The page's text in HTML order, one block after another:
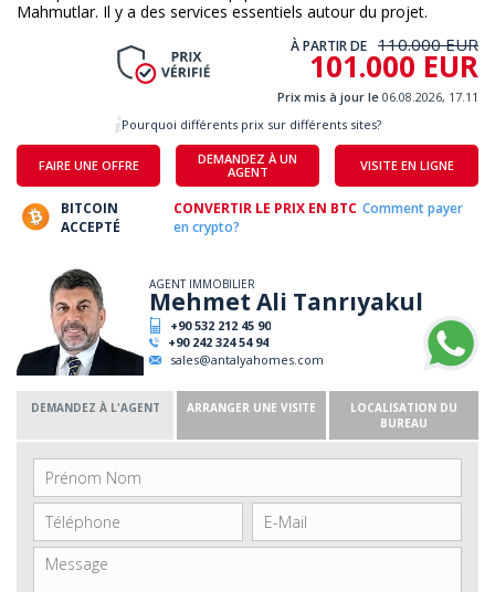
Mahmutlar. Il y a des services essentiels autour du projet.
À PARTIR DE 110.000 EUR
101.000 EUR
Prix mis à jour le 06.08.2026, 17.11
FAIRE UNE OFFRE
DEMANDEZ À UN
AGENT
VISITE EN LIGNE
Pourquoi différents prix sur différents sites?
BITCOIN
ACCEPTÉ
CONVERTIR LE PRIX EN BTC Comment payer
en crypto?
AGENT IMMOBILIER
Mehmet Ali Tanrıyakul
+90 532 212 45 90
+90 242 324 54 94
sales@antalyahomes.com
DEMANDEZ À L'AGENT ARRANGER UNE VISITE
LOCALISATION DU
BUREAU